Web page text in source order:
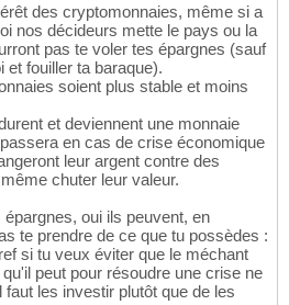
des cryptomonnaies, même si a
nos décideurs mette le pays ou la
pas te voler tes épargnes (sauf
fouiller ta baraque).
soient plus stable et moins
et deviennent une monnaie
en cas de crise économique
leur argent contre des
chuter leur valeur.
oui ils peuvent, en
te prendre de ce que tu possèdes :
si tu veux éviter que le méchant
peut pour résoudre une crise ne
les investir plutôt que de les